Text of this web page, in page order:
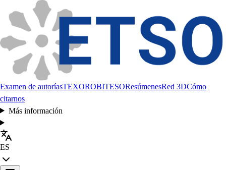
Examen de autoríasTEXOROBITESOResúmenesRed 3DCómo
citarnos
Más información
ES